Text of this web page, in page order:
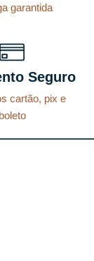
garantida
Seguro
cartão, pix e
boleto